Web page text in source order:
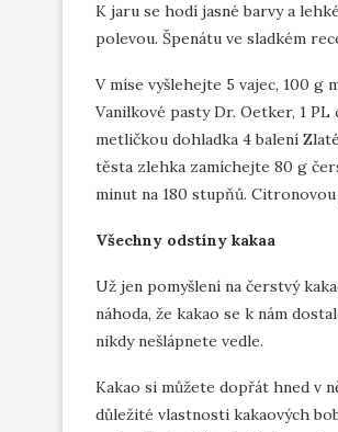
K jaru se hodí jasné barvy a
polevou. Špenátu ve sladkém
V míse vyšlehejte 5 vajec, 100 g
Vanilkové pasty Dr. Oetker, 1
metličkou dohladka 4 balení
těsta zlehka zamíchejte 80 g
minut na 180 stupňů.
Všechny odstíny kakaa
Už jen pomyšlení na čerstvý
náhoda, že kakao se k nám
nikdy nešlápnete vedle.
Kakao si můžete dopřát hned v
důležité vlastnosti kakaových